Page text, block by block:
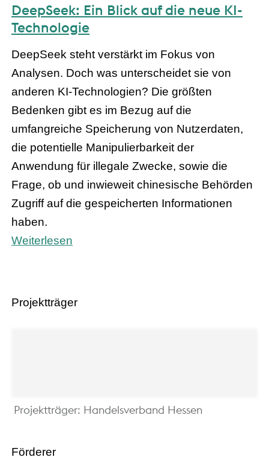
DeepSeek: Ein Blick auf die neue KI-
Technologie
DeepSeek steht verstärkt im Fokus von
Analysen. Doch was unterscheidet sie von
anderen KI-Technologien? Die größten
Bedenken gibt es im Bezug auf die
umfangreiche Speicherung von Nutzerdaten,
die potentielle Manipulierbarkeit der
Anwendung für illegale Zwecke, sowie die
Frage, ob und inwieweit chinesische Behörden
Zugriff auf die gespeicherten Informationen
haben.
Weiterlesen
Projektträger
Projektträger: Handelsverband Hessen
Förderer